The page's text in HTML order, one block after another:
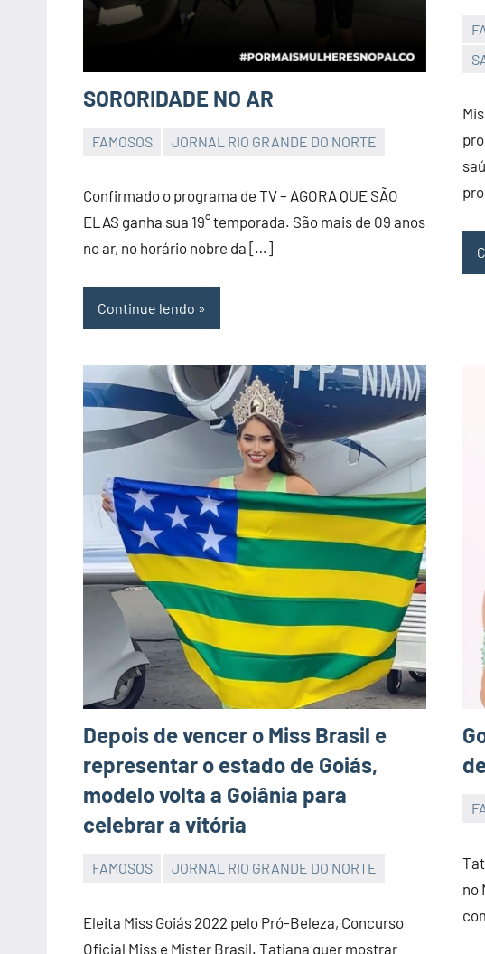
SORORIDADE NO AR
FAMOSOS JORNAL RIO GRANDE DO NORTE
GRANDE
DO
NORTE
Confirmado o programa de TV – AGORA QUE SÃO
ELAS ganha sua 19° temporada. São mais de 09 anos
no ar, no horário nobre da […]
Continue lendo
Depois de vencer o Miss Brasil e
representar o estado de Goiás,
modelo volta a Goiânia para
celebrar a vitória
FAMOSOS JORNAL RIO GRANDE DO NORTE
GRANDE
Eleita Miss Goiás 2022 pelo Pró-Beleza, Concurso
Oficial Miss e Mister Brasil. Tatiana quer mostrar
DO
no